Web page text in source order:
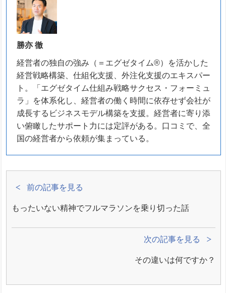
勝亦 徹
経営者の独自の強み（＝エグゼタイム®）を活かした
経営戦略構築、仕組化支援、外注化支援のエキスパー
ト。「エグゼタイム仕組み戦略サクセス・フォーミュ
ラ」を体系化し、経営者の働く時間に依存せず会社が
成長するビジネスモデル構築を支援。経営者に寄り添
い俯瞰したサポート力には定評がある。口コミで、全
国の経営者から依頼が集まっている。
前の記事を見る
もったいない精神でフルマラソンを乗り切った話
次の記事を見る
その違いは何ですか？